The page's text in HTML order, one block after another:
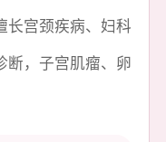
长宫颈疾病、妇科
断，子宫肌瘤、卵